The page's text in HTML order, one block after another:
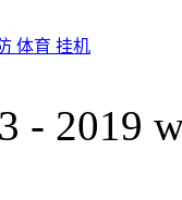
体育 挂机
- 2019